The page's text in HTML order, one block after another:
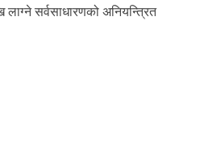
लाग्ने सर्वसाधारणको अनियन्त्रित